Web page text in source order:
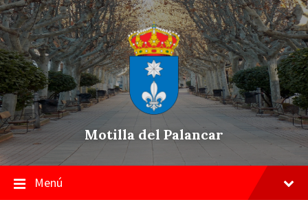
Skip
to
content
Saltar
a
la
navegación
principal
Saltar
a
pie
de
página
Motilla del Palancar
Menú